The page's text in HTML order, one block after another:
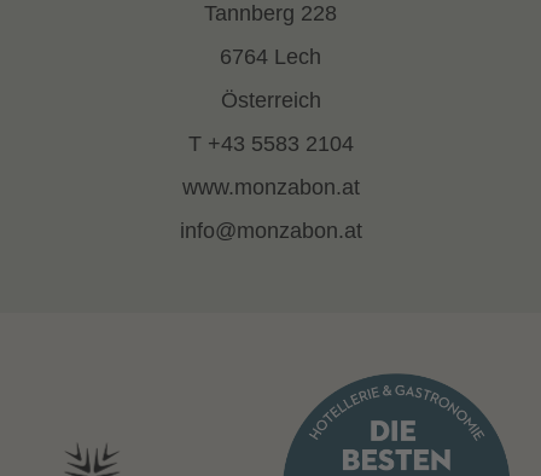
Tannberg 228
6764 Lech
Österreich
T +43 5583 2104
www.monzabon.at
info@monzabon.at